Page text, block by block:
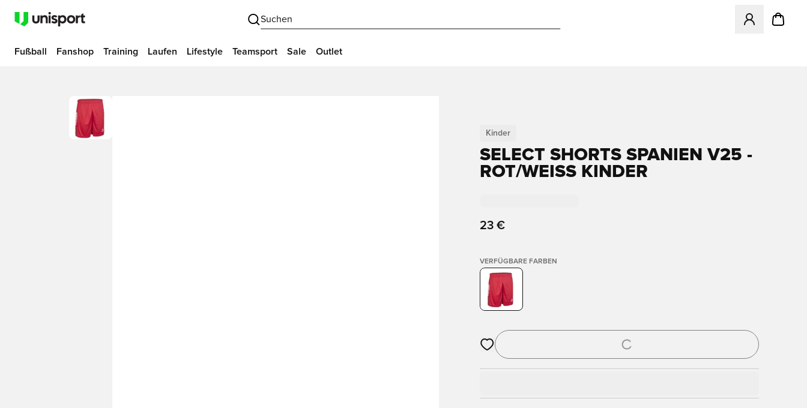
Suchen
Öffnet ein
Fußball Fanshop Training Laufen Lifestyle Teamsport Sale Outlet
Kinder
SELECT SHORTS SPANIEN V25 -
ROT/WEISS KINDER
23 €
VERFÜGBARE FARBEN
Öffnet ein neues Fenster zum Anmelden oder Registrieren als Mitglied